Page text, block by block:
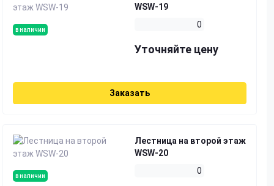
в наличии
WSW-19
0
Уточняйте цену
Заказать
в наличии
Лестница на второй этаж
WSW-20
0